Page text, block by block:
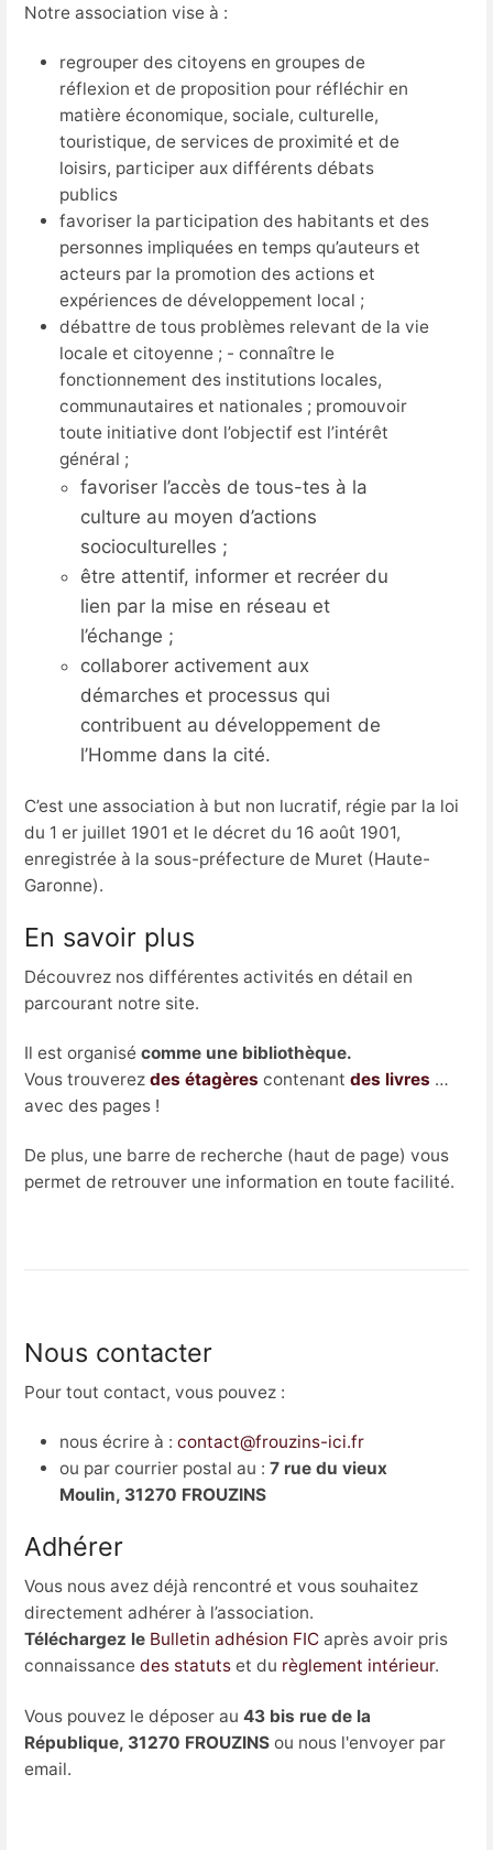
Notre association vise à :
regrouper des citoyens en groupes de
réflexion et de proposition pour réfléchir en
matière économique, sociale, culturelle,
touristique, de services de proximité et de
loisirs, participer aux différents débats
publics
favoriser la participation des habitants et des
personnes impliquées en temps qu’auteurs et
acteurs par la promotion des actions et
expériences de développement local ;
débattre de tous problèmes relevant de la vie
locale et citoyenne ; - connaître le
fonctionnement des institutions locales,
communautaires et nationales ; promouvoir
toute initiative dont l’objectif est l’intérêt
général ;
favoriser l’accès de tous-tes à la
culture au moyen d’actions
socioculturelles ;
être attentif, informer et recréer du
lien par la mise en réseau et
l’échange ;
collaborer activement aux
démarches et processus qui
contribuent au développement de
l’Homme dans la cité.
C’est une association à but non lucratif, régie par la loi
du 1 er juillet 1901 et le décret du 16 août 1901,
enregistrée à la sous-préfecture de Muret (Haute-
Garonne).
En savoir plus
Découvrez nos différentes activités en détail en
parcourant notre site.
Il est organisé comme une bibliothèque.
Vous trouverez des étagères contenant des livres …
avec des pages !
De plus, une barre de recherche (haut de page) vous
permet de retrouver une information en toute facilité.
Nous contacter
Pour tout contact, vous pouvez :
nous écrire à : contact@frouzins-ici.fr
ou par courrier postal au : 7 rue du vieux
Moulin, 31270 FROUZINS
Adhérer
Vous nous avez déjà rencontré et vous souhaitez
directement adhérer à l’association.
Téléchargez le Bulletin adhésion FIC après avoir pris
connaissance des statuts et du règlement intérieur.
Vous pouvez le déposer au 43 bis rue de la
République, 31270 FROUZINS ou nous l'envoyer par
email.